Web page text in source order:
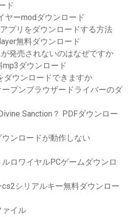
ド
ヤーmodダウンロード
プリをダウンロードする方法
無料ダウンロード
発売されないのはなぜですか
ダウンロード
ダウンロードできますか
プンブラウザードライバーのダ
Sanction？ PDFダウンロー
ンロードが動作しない
ロワイヤルPCゲームダウンロ
シリアルキー無料ダウンロー
ァイル